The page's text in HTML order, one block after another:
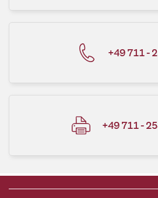
+49 711 -
+49 711 -